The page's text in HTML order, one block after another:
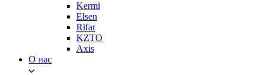
Kermi
Elsen
Rifar
KZTO
Axis
О нас